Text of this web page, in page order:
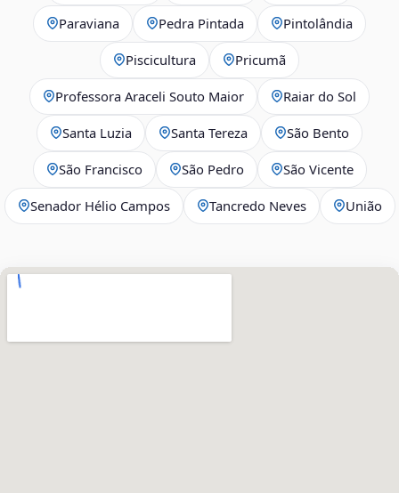
Paraviana Pedra Pintada Pintolândia
Piscicultura Pricumã
Professora Araceli Souto Maior Raiar do Sol
Santa Luzia Santa Tereza São Bento
São Francisco São Pedro São Vicente
Senador Hélio Campos Tancredo Neves União